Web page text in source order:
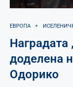
ЕВРОПА
Наградата
доделена
Одорико